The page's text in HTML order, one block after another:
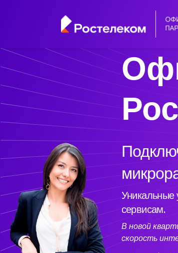
Уникальные
сервисам.
В новой
скорость